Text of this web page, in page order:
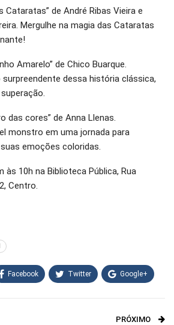
Cataratas” de André Ribas Vieira e
Mergulhe na magia das Cataratas
Amarelo” de Chico Buarque.
surpreendente dessa história clássica,
das cores” de Anna Llenas.
monstro em uma jornada para
emoções coloridas.
10h na Biblioteca Pública, Rua
Centro.
Facebook Twitter Google+
PRÓXIMO